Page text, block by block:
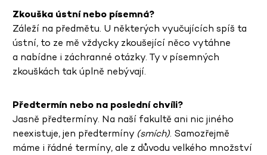
Zkouška ústní nebo písemná?
Záleží na předmětu. U některých vyučujících spíš ta
ústní, to ze mě vždycky zkoušející něco vytáhne
a nabídne i záchranné otázky. Ty v písemných
zkouškách tak úplně nebývají.
Předtermín nebo na poslední chvíli?
Jasně předtermíny. Na naší fakultě ani nic jiného
neexistuje, jen předtermíny (smích). Samozřejmě
máme i řádné termíny, ale z důvodu velkého množství